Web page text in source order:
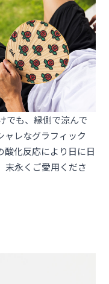
でも、縁側で涼んで
ャレなグラフィック
酸化反応により日に日
末永くご愛用くださ